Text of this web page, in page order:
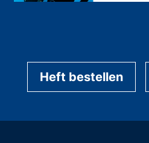
Heft bestellen